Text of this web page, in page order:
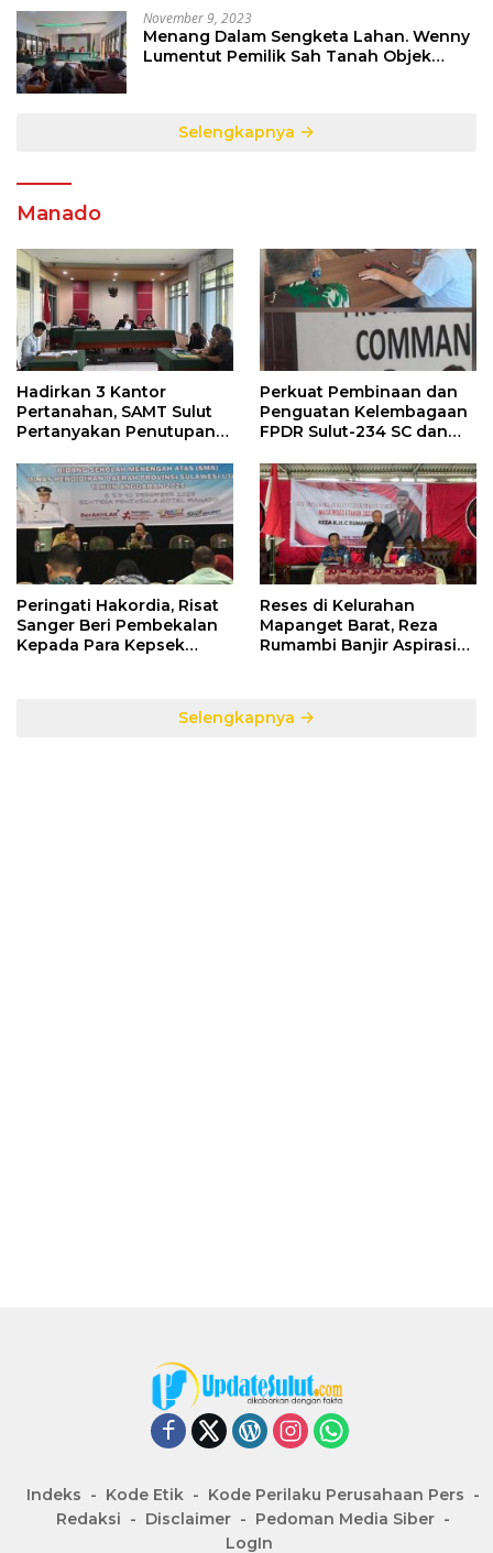
November 9, 2023
Menang Dalam Sengketa Lahan. Wenny
Lumentut Pemilik Sah Tanah Objek
Selengkapnya
Manado
Hadirkan 3 Kantor
Pertanahan, SAMT Sulut
Pertanyakan Penutupan
Anggaran Negara
Perkuat Pembinaan dan
Penguatan Kelembagaan
FPDR Sulut-234 SC dan
Peringati Hakordia, Risat
Sanger Beri Pembekalan
Kepada Para Kepsek
Reses di Kelurahan
Mapanget Barat, Reza
Rumambi Banjir Aspirasi
Selengkapnya
Indeks Kode Etik
Kode Perilaku Perusahaan Pers
Redaksi
Disclaimer
Pedoman Media Siber
LogIn